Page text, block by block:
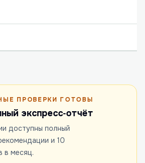
ПРОВЕРКИ ГОТОВЫ
экспресс‑отчёт
доступны полный
и 10
в месяц.